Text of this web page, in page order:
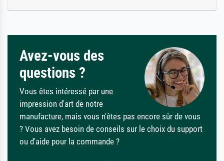
Avez-vous des
questions ?
Vous êtes intéressé par une
impression d'art de notre
manufacture, mais vous n'êtes pas encore sûr de vous
? Vous avez besoin de conseils sur le choix du support
ou d'aide pour la commande ?